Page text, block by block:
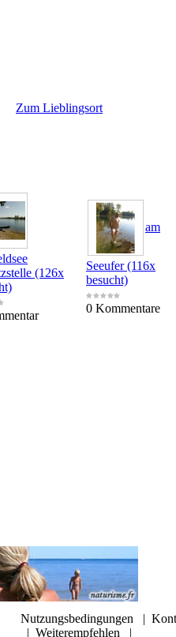
Zum Lieblingsort
(126x
am
Seeufer (116x
besucht)
0 Kommentare
Nutzungsbedingungen |
| Weiterempfehlen |